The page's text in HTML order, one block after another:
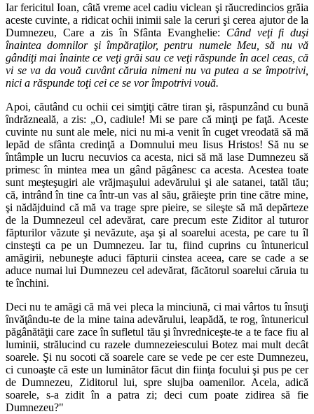
Iar fericitul Ioan, câtă vreme acel cadiu viclean şi răucredincios grăia
aceste cuvinte, a ridicat ochii inimii sale la ceruri şi cerea ajutor de la
Dumnezeu, Care a zis în Sfânta Evanghelie: Când veţi fi duşi
înaintea domnilor şi împăraţilor, pentru numele Meu, să nu vă
gândiţi mai înainte ce veţi grăi sau ce veţi răspunde în acel ceas, că
vi se va da vouă cuvânt căruia nimeni nu va putea a se împotrivi,
nici a răspunde toţi cei ce se vor împotrivi vouă.
Apoi, căutând cu ochii cei simţiţi către tiran şi, răspunzând cu bună
îndrăzneală, a zis: „O, cadiule! Mi se pare că minţi pe faţă. Aceste
cuvinte nu sunt ale mele, nici nu mi-a venit în cuget vreodată să mă
lepăd de sfânta credinţă a Domnului meu Iisus Hristos! Să nu se
întâmple un lucru necuvios ca acesta, nici să mă lase Dumnezeu să
primesc în mintea mea un gând păgânesc ca acesta. Acestea toate
sunt meşteşugiri ale vrăjmaşului adevărului şi ale satanei, tatăl tău;
că, intrând în tine ca într-un vas al său, grăieşte prin tine către mine,
şi nădăjduind că mă va trage spre pieire, se sileşte să mă depărteze
de la Dumnezeul cel adevărat, care precum este Ziditor al tuturor
făptu­rilor văzute şi nevăzute, aşa şi al soarelui acesta, pe care tu îl
cinsteşti ca pe un Dumnezeu. Iar tu, fiind cuprins cu întunericul
amăgirii, nebuneşte aduci făpturii cinstea aceea, care se cade a se
aduce numai lui Dumnezeu cel adevărat, făcătorul soarelui căruia tu
te închini.
Deci nu te amăgi că mă vei pleca la minciună, ci mai vârtos tu însuţi
învăţându-te de la mine taina adevărului, leapădă, te rog, întunericul
păgânătăţii care zace în sufletul tău şi învredniceşte-te a te face fiu al
luminii, strălucind cu razele dumnezeiescului Botez mai mult decât
soarele. Şi nu socoti că soarele care se vede pe cer este Dumnezeu,
ci cunoaşte că este un luminător făcut din fiinţa focului şi pus pe cer
de Dumnezeu, Ziditorul lui, spre slujba oamenilor. Acela, adică
soarele, s-a zidit în a patra zi; deci cum poate zidirea să fie
Dumnezeu?"